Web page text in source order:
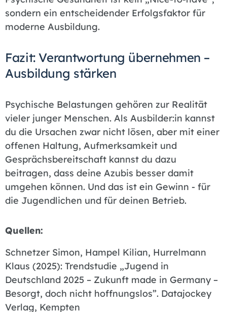
sondern ein entscheidender Erfolgsfaktor für
moderne Ausbildung.
Fazit: Verantwortung übernehmen –
Ausbildung stärken
Psychische Belastungen gehören zur Realität
vieler junger Menschen. Als Ausbilder:in kannst
du die Ursachen zwar nicht lösen, aber mit einer
offenen Haltung, Aufmerksamkeit und
Gesprächsbereitschaft kannst du dazu
beitragen, dass deine Azubis besser damit
umgehen können. Und das ist ein Gewinn - für
die Jugendlichen und für deinen Betrieb.
Quellen:
Schnetzer Simon, Hampel Kilian, Hurrelmann
Klaus (2025): Trendstudie „Jugend in
Deutschland 2025 – Zukunft made in Germany –
Besorgt, doch nicht hoffnungslos”. Datajockey
Verlag, Kempten